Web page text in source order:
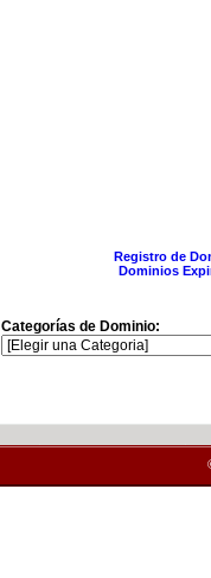
Registro de
Dominios
Categorías de Dominio: